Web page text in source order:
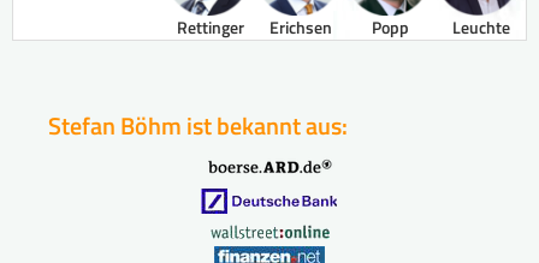
Rettinger Erichsen Popp Leuchte
Stefan Böhm ist bekannt aus: